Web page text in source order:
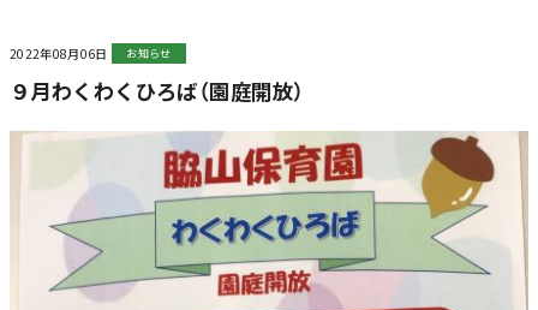
2022年08月06日 お知らせ
９月わくわくひろば（園庭開放）